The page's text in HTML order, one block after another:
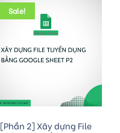
Sale!
Add to cart
[Phần 2] Xây dựng File